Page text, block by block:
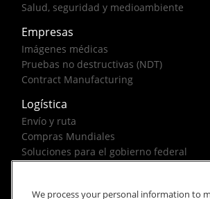
Salud, seguridad y medioambiente
Empresas
Imágenes médicas
Pruebas no destructivas (NDT)
Contract Manufacturing
Logística
Envío y ruta
Compras Mundiales
Soluciones para el gobierno federal
We process your personal information to